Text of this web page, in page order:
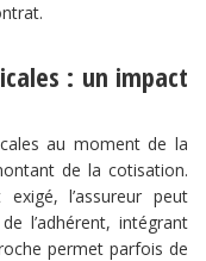
: un impact
au moment de la
de la cotisation.
l’assureur peut
l’adhérent, intégrant
permet parfois de